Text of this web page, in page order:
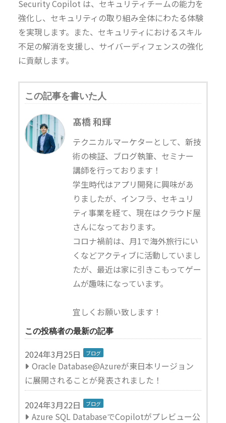
Security Copilot は、セキュリティチームの能力を
強化し、セキュリティの取り組み全体にわたる体験
を実現します。また、セキュリティにおけるスキル
不足の解消を支援し、サイバーディフェンスの強化
に貢献します。
この記事を書いた人
髙橋 和輝
テクニカルマーケターとして、新技
術の検証、ブログ執筆、セミナー
講師を行っております！
学生時代はアプリ開発に興味があ
りましたが、インフラ、セキュリ
ティ事業を経て、現在はクラウド屋
さんになっております。
コロナ禍前は、月1で海外旅行にい
くなどアクティブに活動していまし
たが、最近は家に引きこもってゲー
ムが趣味になっています。
宜しくお願い致します！
この投稿者の最新の記事
2024年3月25日 ブログ
Oracle Database@Azureが東日本リージョン
に展開されることが発表されました！
2024年3月22日 ブログ
Azure SQL DatabaseでCopilotがプレビュー公